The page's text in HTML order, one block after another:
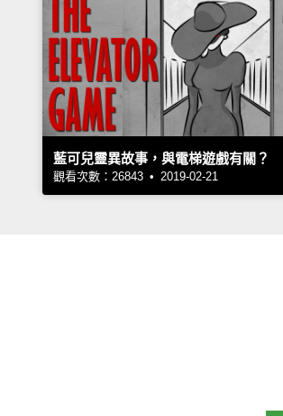
藍可兒靈異故事，與電梯遊戲有關？
觀看次數：26843 • 2019-02-21